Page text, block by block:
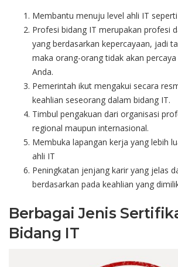
Membantu menuju level ahli IT seperti
Profesi bidang IT merupakan profesi
yang berdasarkan kepercayaan, jadi
maka orang-orangtidak akan percaya
Anda.
Pemerintah ikut mengakui secara
keahlian seseorang dalam bidang IT.
Timbul pengakuan dari organisasi
regional maupun internasional.
Membuka lapangan kerja yang lebih
ahli IT
Peningkatan jenjang karir yang jelas
berdasarkan pada keahlian yang
Berbagai Jenis
Bidang IT